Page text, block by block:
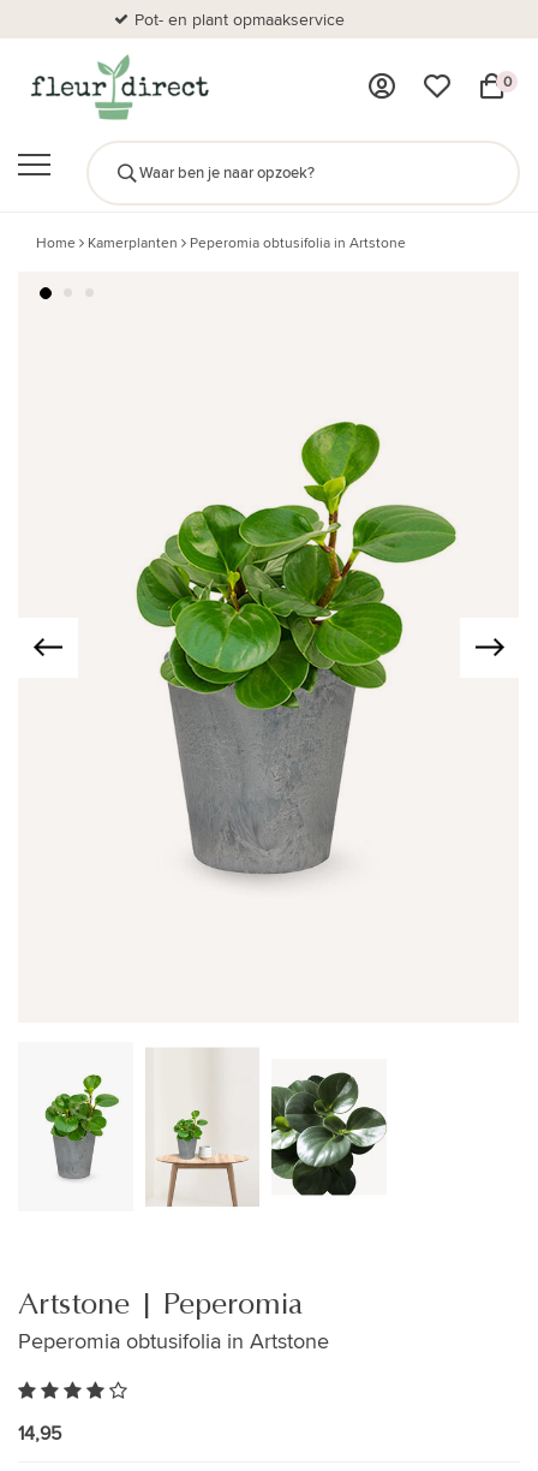
Pot- en plant opmaakservice
0
Home Kamerplanten Peperomia obtusifolia in Artstone
Artstone | Peperomia
Peperomia obtusifolia in Artstone
14,95